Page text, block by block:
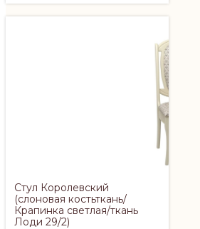
Стул Королевский
(слоновая костьткань/
Крапинка светлая/ткань
Лоди 29/2)